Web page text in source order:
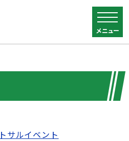
メニュー
サルイベント